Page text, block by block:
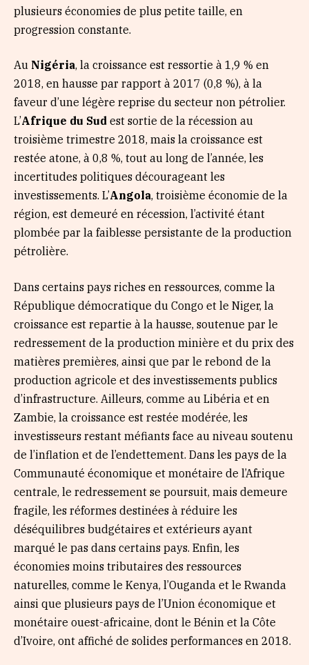
plusieurs économies de plus petite taille, en
progression constante.
Au Nigéria, la croissance est ressortie à 1,9 % en
2018, en hausse par rapport à 2017 (0,8 %), à la
faveur d’une légère reprise du secteur non pétrolier.
L’Afrique du Sud est sortie de la récession au
troisième trimestre 2018, mais la croissance est
restée atone, à 0,8 %, tout au long de l’année, les
incertitudes politiques décourageant les
investissements. L’Angola, troisième économie de la
région, est demeuré en récession, l’activité étant
plombée par la faiblesse persistante de la production
pétrolière.
Dans certains pays riches en ressources, comme la
République démocratique du Congo et le Niger, la
croissance est repartie à la hausse, soutenue par le
redressement de la production minière et du prix des
matières premières, ainsi que par le rebond de la
production agricole et des investissements publics
d’infrastructure. Ailleurs, comme au Libéria et en
Zambie, la croissance est restée modérée, les
investisseurs restant méfiants face au niveau soutenu
de l’inflation et de l’endettement. Dans les pays de la
Communauté économique et monétaire de l’Afrique
centrale, le redressement se poursuit, mais demeure
fragile, les réformes destinées à réduire les
déséquilibres budgétaires et extérieurs ayant
marqué le pas dans certains pays. Enfin, les
économies moins tributaires des ressources
naturelles, comme le Kenya, l’Ouganda et le Rwanda
ainsi que plusieurs pays de l’Union économique et
monétaire ouest-africaine, dont le Bénin et la Côte
d’Ivoire, ont affiché de solides performances en 2018.